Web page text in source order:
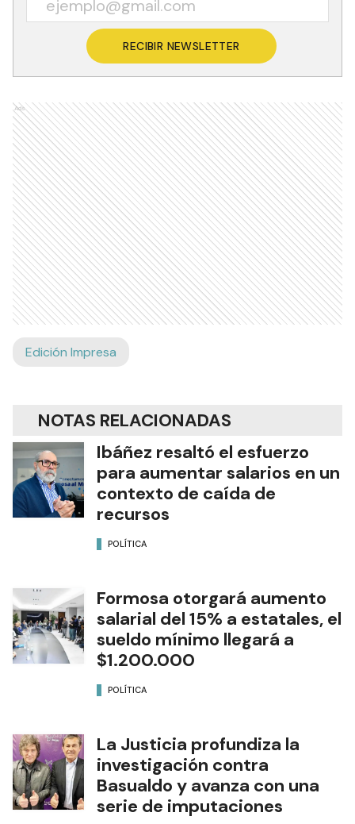
RECIBIR NEWSLETTER
Ads
Edición Impresa
NOTAS RELACIONADAS
Ibáñez resaltó el esfuerzo
para aumentar salarios en un
contexto de caída de
recursos
POLÍTICA
Formosa otorgará aumento
salarial del 15% a estatales, el
sueldo mínimo llegará a
$1.200.000
POLÍTICA
La Justicia profundiza la
investigación contra
Basualdo y avanza con una
serie de imputaciones